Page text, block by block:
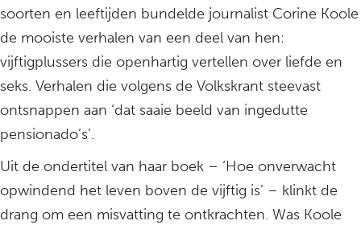
soorten en leeftijden bundelde journalist Corine Koole
de mooiste verhalen van een deel van hen:
vijftigplussers die openhartig vertellen over liefde en
seks. Verhalen die volgens de Volkskrant steevast
ontsnappen aan ‘dat saaie beeld van ingedutte
pensionado’s’.
Uit de ondertitel van haar boek – ‘Hoe onverwacht
opwindend het leven boven de vijftig is’ – klinkt de
drang om een misvatting te ontkrachten. Was Koole